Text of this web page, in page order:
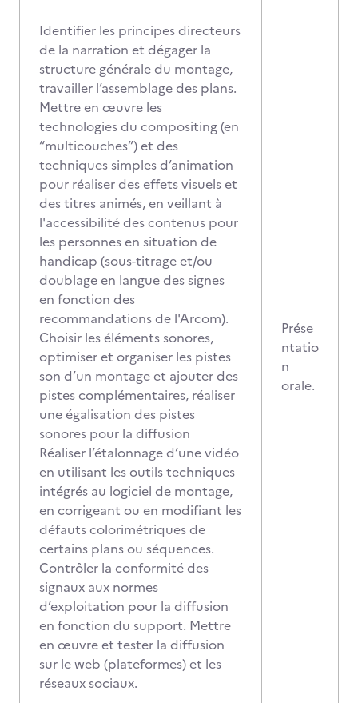
Identifier les principes directeurs
de la narration et dégager la
structure générale du montage,
travailler l’assemblage des plans.
Mettre en œuvre les
technologies du compositing (en
“multicouches”) et des
techniques simples d’animation
pour réaliser des effets visuels et
des titres animés, en veillant à
l'accessibilité des contenus pour
les personnes en situation de
handicap (sous-titrage et/ou
doublage en langue des signes
en fonction des
recommandations de l'Arcom).
Choisir les éléments sonores,
optimiser et organiser les pistes
son d’un montage et ajouter des
pistes complémentaires, réaliser
une égalisation des pistes
sonores pour la diffusion
Réaliser l’étalonnage d’une vidéo
en utilisant les outils techniques
intégrés au logiciel de montage,
en corrigeant ou en modifiant les
défauts colorimétriques de
certains plans ou séquences.
Contrôler la conformité des
signaux aux normes
d’exploitation pour la diffusion
en fonction du support. Mettre
en œuvre et tester la diffusion
sur le web (plateformes) et les
réseaux sociaux.
Prése
ntatio
n
orale.